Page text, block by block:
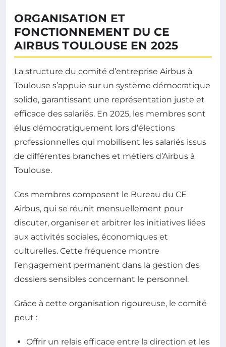
ORGANISATION ET
FONCTIONNEMENT DU CE
AIRBUS TOULOUSE EN 2025
La structure du comité d’entreprise Airbus à
Toulouse s’appuie sur un système démocratique
solide, garantissant une représentation juste et
efficace des salariés. En 2025, les membres sont
élus démocratiquement lors d’élections
professionnelles qui mobilisent les salariés issus
de différentes branches et métiers d’Airbus à
Toulouse.
Ces membres composent le Bureau du CE
Airbus, qui se réunit mensuellement pour
discuter, organiser et arbitrer les initiatives liées
aux activités sociales, économiques et
culturelles. Cette fréquence montre
l’engagement permanent dans la gestion des
dossiers sensibles concernant le personnel.
Grâce à cette organisation rigoureuse, le comité
peut :
Offrir un relais efficace entre la direction et les